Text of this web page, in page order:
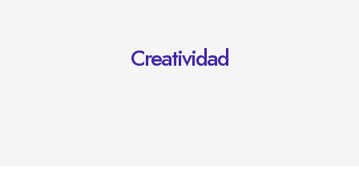
Creatividad